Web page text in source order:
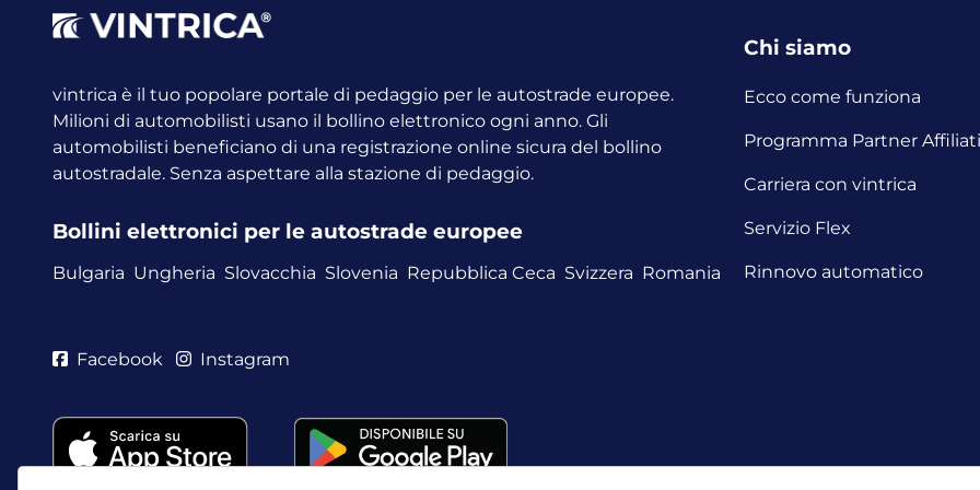
vintrica è il tuo popolare portale di pedaggio per le autostrade europee.
Milioni di automobilisti usano il bollino elettronico ogni anno. Gli
automobilisti beneficiano di una registrazione online sicura del bollino
autostradale. Senza aspettare alla stazione di pedaggio.
Bollini elettronici per le autostrade europee
Bulgaria Ungheria Slovacchia Slovenia Repubblica Ceca Svizzera Romania
Chi siamo
Ecco come funziona
Programma Partner Affiliati
Carriera con vintrica
Servizio Flex
Rinnovo automatico
Facebook Instagram